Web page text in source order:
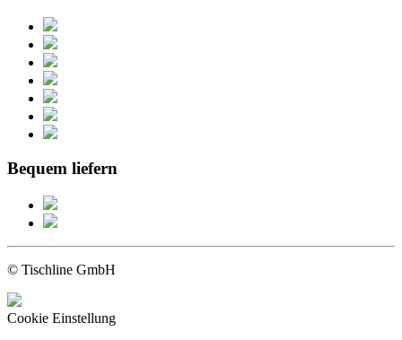
Bequem liefern
© Tischline GmbH
Cookie Einstellung